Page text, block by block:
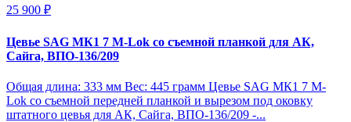
25 900 ₽
Цевье SAG МК1 7 M-Lok со съемной планкой для АК,
Сайга, ВПО-136/209
Общая длина: 333 мм Вес: 445 грамм Цевье SAG МК1 7 M-
Lok со съемной передней планкой и вырезом под оковку
штатного цевья для АК, Сайга, ВПО-136/209 -...